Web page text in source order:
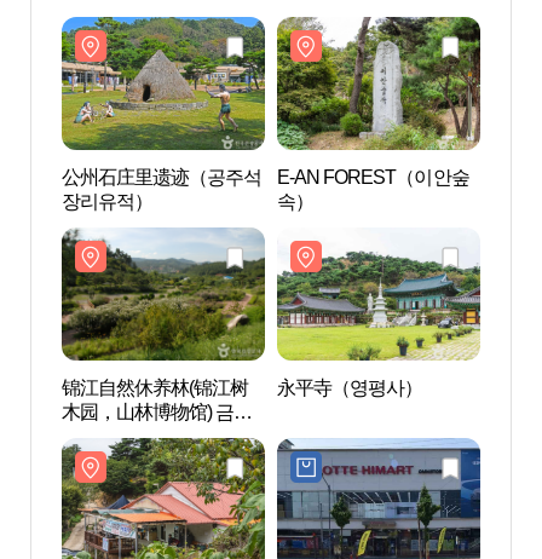
公州石庄里遗迹（공주석
장리유적）
E-AN FOREST（이안숲
속）
锦江自然休养林(锦江树
木园，山林博物馆) 금강
자연휴양림(금강수목원,
산림박물관)
永平寺（영평사）